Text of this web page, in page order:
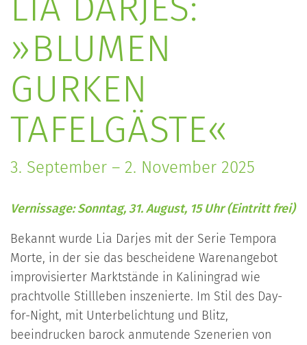
»BLUMEN
GURKEN
TAFELGÄSTE«
3. September – 2. November 2025
Vernissage: Sonntag, 31. August, 15 Uhr (Eintritt frei)
Bekannt wurde Lia Darjes mit der Serie Tempora
Morte, in der sie das bescheidene Warenangebot
improvisierter Marktstände in Kaliningrad wie
prachtvolle Stillleben inszenierte. Im Stil des Day-
for-Night, mit Unterbelichtung und Blitz,
beeindrucken barock anmutende Szenerien von